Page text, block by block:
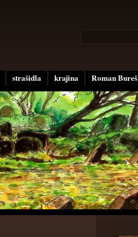
strašidla krajina Roman Bureš